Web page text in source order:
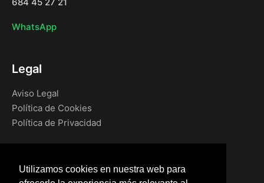
Utilizamos cookies en nuestra web para
WhatsApp
Legal
Aviso Legal
Política de Cookies
Política de Privacidad
Inicio